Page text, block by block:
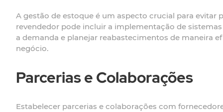
A gestão de estoque é um aspecto crucial para evitar
revendedor pode incluir a implementação de
a demanda e planejar reabastecimentos de maneira
negócio.
Parcerias e Colaborações
Estabelecer parcerias e colaborações com